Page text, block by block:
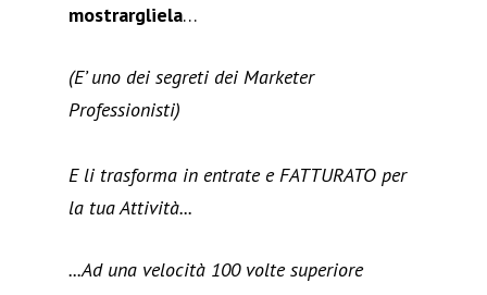
mostrargliela…
(E’ uno dei segreti dei Marketer
Professionisti)
E li trasforma in entrate e FATTURATO per
la tua Attività...
...Ad una velocità 100 volte superiore